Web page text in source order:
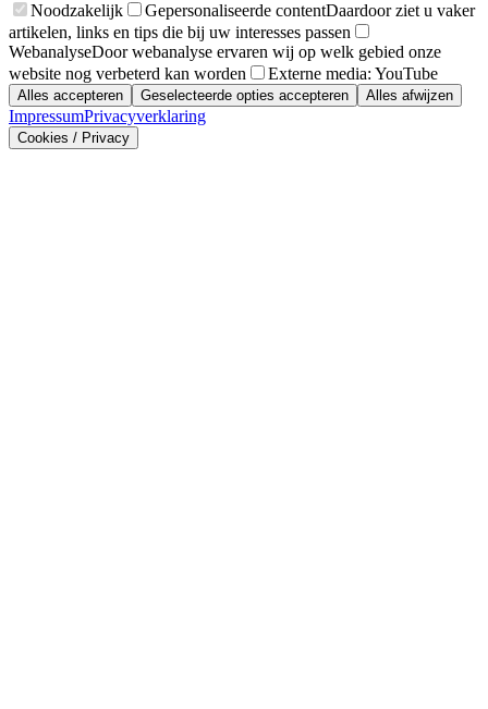
Noodzakelijk Gepersonaliseerde contentDaardoor ziet u vaker
artikelen, links en tips die bij uw interesses passen
WebanalyseDoor webanalyse ervaren wij op welk gebied onze
website nog verbeterd kan worden
Externe media: YouTube
Alles accepteren Geselecteerde opties accepteren Alles afwijzen
ImpressumPrivacyverklaring
Cookies / Privacy